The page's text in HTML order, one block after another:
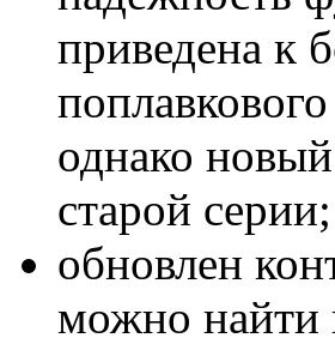
приведена к
однако
старой серии;
обновлен
можно найти